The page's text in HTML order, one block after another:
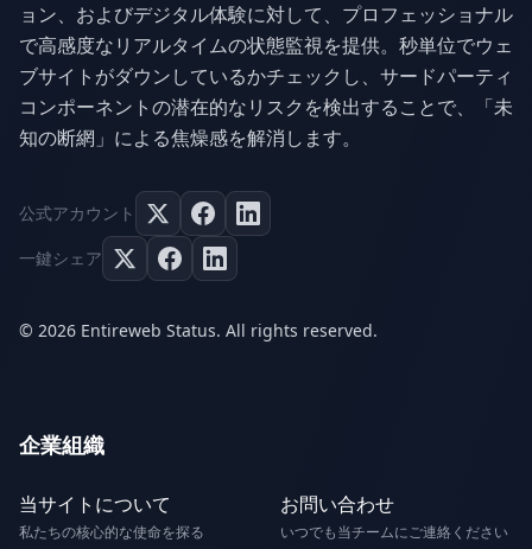
ョン、およびデジタル体験に対して、プロフェッショナル
で高感度なリアルタイムの状態監視を提供。秒単位でウェ
ブサイトがダウンしているかチェックし、サードパーティ
コンポーネントの潜在的なリスクを検出することで、「未
知の断網」による焦燥感を解消します。
公式アカウント
一鍵シェア
© 2026 Entireweb Status. All rights reserved.
企業組織
当サイトについて
私たちの核心的な使命を探る
お問い合わせ
いつでも当チームにご連絡ください